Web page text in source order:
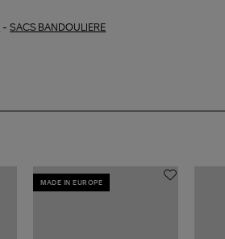
-SACS BANDOULIERE
MADE IN EUROPE